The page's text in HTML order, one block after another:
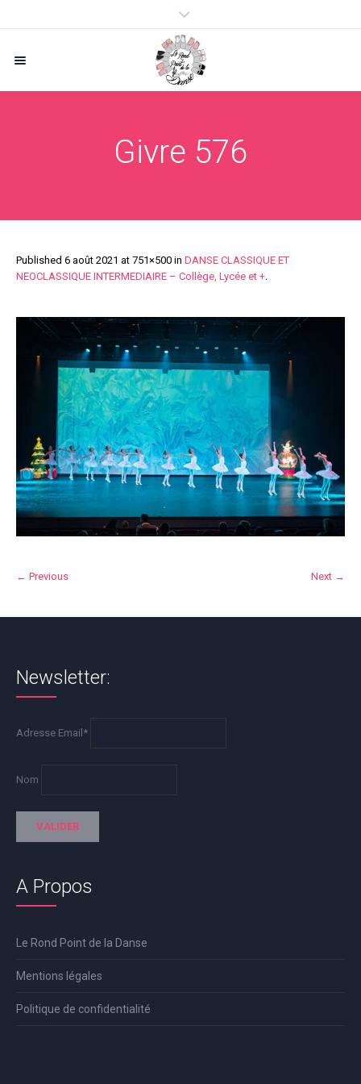
Givre 576
Published 6 août 2021 at 751×500 in DANSE CLASSIQUE ET
NEOCLASSIQUE INTERMEDIAIRE – Collège, Lycée et +.
← Previous Next →
Newsletter:
Adresse Email*
Nom
A Propos
Le Rond Point de la Danse
Mentions légales
Politique de confidentialité